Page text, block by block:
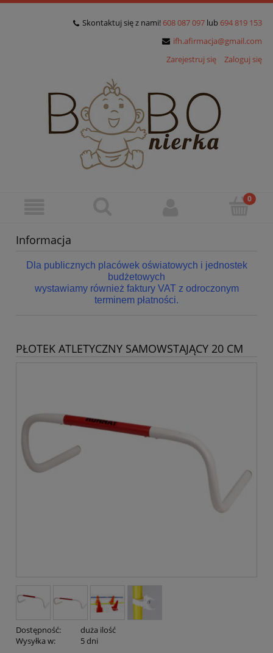
Skontaktuj się z nami! 608 087 097 lub 694 819 153
ifh.afirmacja@gmail.com
Zarejestruj się
Zaloguj się
Informacja
Dla publicznych placówek oświatowych i jednostek
budżetowych
wystawiamy również faktury VAT z odroczonym
terminem płatności.
PŁOTEK ATLETYCZNY SAMOWSTAJĄCY 20 CM
Dostępność:
duża ilość
Wysyłka w:
5 dni